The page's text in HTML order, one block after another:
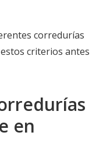
corredurías
criterios antes
en